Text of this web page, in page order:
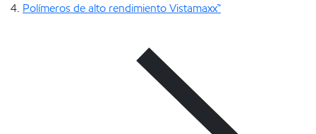
Polímeros de alto rendimiento Vistamaxx™